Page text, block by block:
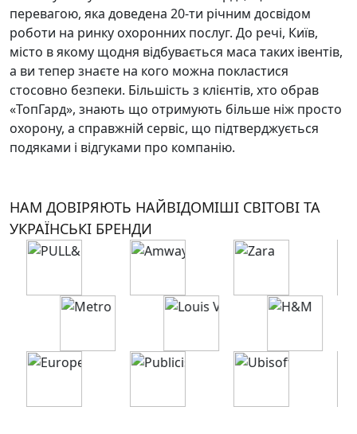
перевагою, яка доведена 20-ти річним досвідом
роботи на ринку охоронних послуг. До речі, Київ,
місто в якому щодня відбувається маса таких івентів,
а ви тепер знаєте на кого можна покластися
стосовно безпеки. Більшість з клієнтів, хто обрав
«ТопГард», знають що отримують більше ніж просто
охорону, а справжній сервіс, що підтверджується
подяками і відгуками про компанію.
НАМ ДОВІРЯЮТЬ НАЙВІДОМІШІ СВІТОВІ ТА
УКРАЇНСЬКІ БРЕНДИ